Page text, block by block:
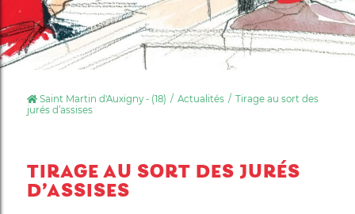
Saint Martin d'Auxigny - (18) Actualités
Tirage au sort des
jurés d’assises
TIRAGE AU SORT DES JURÉS
D’ASSISES